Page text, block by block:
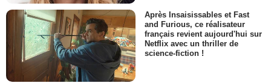
Après Insaisissables et Fast
and Furious, ce réalisateur
français revient aujourd'hui sur
Netflix avec un thriller de
science-fiction !